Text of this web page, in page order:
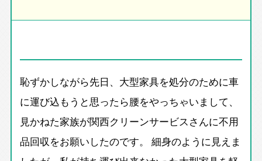
恥ずかしながら先日、大型家具を処分のために車
に運び込もうと思ったら腰をやっちゃいまして、
見かねた家族が関西クリーンサービスさんに不用
品回収をお願いしたのです。 細身のように見えま